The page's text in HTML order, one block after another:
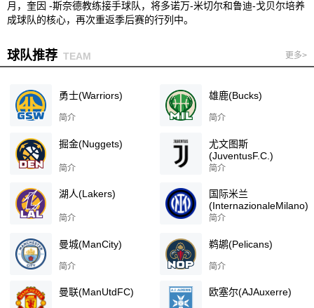
月，奎因 -斯奈德教练接手球队，将多诺万-米切尔和鲁迪-戈贝尔培养
成球队的核心，再次重返季后赛的行列中。
球队推荐 TEAM 更多>
勇士(Warriors)
简介
雄鹿(Bucks)
简介
掘金(Nuggets)
简介
尤文图斯
(JuventusF.C.)
简介
湖人(Lakers)
简介
国际米兰
(InternazionaleMilano)
简介
曼城(ManCity)
简介
鹈鹕(Pelicans)
简介
曼联(ManUtdFC) 欧塞尔(AJAuxerre)